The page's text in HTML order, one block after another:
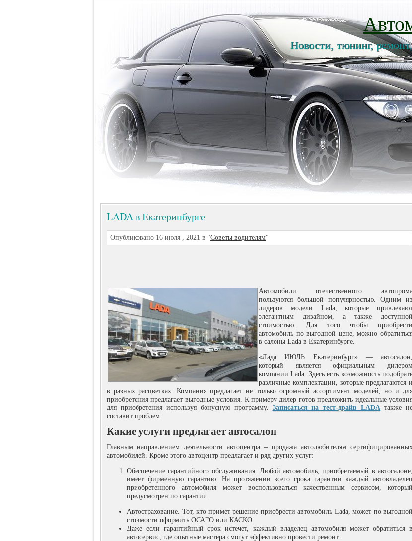
Новости, тюнинг,
LADA в Екатеринбурге
Опубликовано 16 июля , 2021 в "Советы водителям"
Автомобили отечественного автопрома
пользуются большой популярностью. Одним из
лидеров модели Lada, которые привлекают
элегантным дизайном, а также доступной
стоимостью. Для того чтобы приобрести
автомобиль по выгодной цене, можно обратиться
в салоны Lada в Екатеринбурге.
«Лада ИЮЛЬ Екатеринбург» — автосалон,
который является официальным дилером
компании Lada. Здесь есть возможность подобрать
различные комплектации, которые предлагаются и
в разных расцветках. Компания предлагает не только огромный ассортимент моделей, но и для
приобретения предлагает выгодные условия. К примеру дилер готов предложить идеальные условия
для приобретения используя бонусную программу. Записаться на тест-драйв LADA также не
составит проблем.
Какие услуги предлагает автосалон
Главным направлением деятельности автоцентра – продажа автолюбителям сертифицированных
автомобилей. Кроме этого автоцентр предлагает и ряд других услуг:
Обеспечение гарантийного обслуживания. Любой автомобиль, приобретаемый в автосалоне,
имеет фирменную гарантию. На протяжении всего срока гарантии каждый автовладелец
приобретенного автомобиля может воспользоваться качественным сервисом, который
предусмотрен по гарантии.
Автострахование. Тот, кто примет решение приобрести автомобиль Lada, может по выгодной
стоимости оформить ОСАГО или КАСКО.
Даже если гарантийный срок истечет, каждый владелец автомобиля может обратиться в
автосервис, где опытные мастера смогут эффективно провести ремонт.